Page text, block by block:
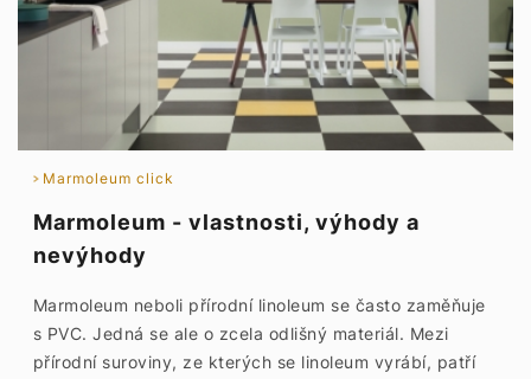
Marmoleum click
Marmoleum - vlastnosti, výhody a
nevýhody
Marmoleum neboli přírodní linoleum se často zaměňuje
s PVC. Jedná se ale o zcela odlišný materiál. Mezi
přírodní suroviny, ze kterých se linoleum vyrábí, patří